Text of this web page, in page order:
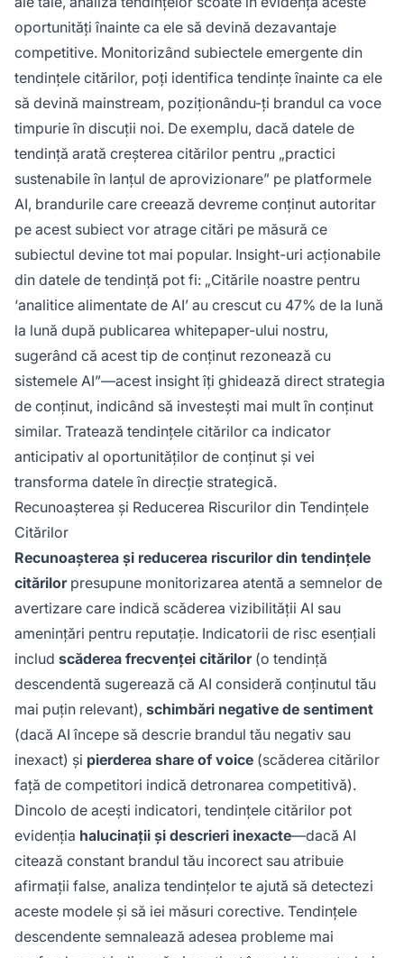
oportunități înainte ca ele să devină dezavantaje
competitive. Monitorizând subiectele emergente din
tendințele citărilor, poți identifica tendințe înainte ca ele
să devină mainstream, poziționându-ți brandul ca voce
timpurie în discuții noi. De exemplu, dacă datele de
tendință arată creșterea citărilor pentru „practici
sustenabile în lanțul de aprovizionare” pe platformele
AI, brandurile care creează devreme conținut autoritar
pe acest subiect vor atrage citări pe măsură ce
subiectul devine tot mai popular. Insight-uri acționabile
din datele de tendință pot fi: „Citările noastre pentru
‘analitice alimentate de AI’ au crescut cu 47% de la lună
la lună după publicarea whitepaper-ului nostru,
sugerând că acest tip de conținut rezonează cu
sistemele AI”—acest insight îți ghidează direct strategia
de conținut, indicând să investești mai mult în conținut
similar. Tratează tendințele citărilor ca indicator
anticipativ al oportunităților de conținut și vei
transforma datele în direcție strategică.
Recunoașterea și Reducerea Riscurilor din Tendințele
Citărilor
Recunoașterea și reducerea riscurilor din tendințele
citărilorpresupune monitorizarea atentă a semnelor de
avertizare care indică scăderea vizibilității AI sau
amenințări pentru reputație. Indicatorii de risc esențiali
includ scăderea frecvenței citărilor(o tendință
descendentă sugerează că AI consideră conținutul tău
mai puțin relevant), schimbări negative de sentiment
(dacă AI începe să descrie brandul tău negativ sau
inexact) și pierderea share of voice (scăderea citărilor
față de competitori indică detronarea competitivă).
Dincolo de acești indicatori, tendințele citărilor pot
evidenția halucinații și descrieri inexacte—dacă AI
citează constant brandul tău incorect sau atribuie
afirmații false, analiza tendințelor te ajută să detectezi
aceste modele și să iei măsuri corective. Tendințele
descendente semnalează adesea probleme mai